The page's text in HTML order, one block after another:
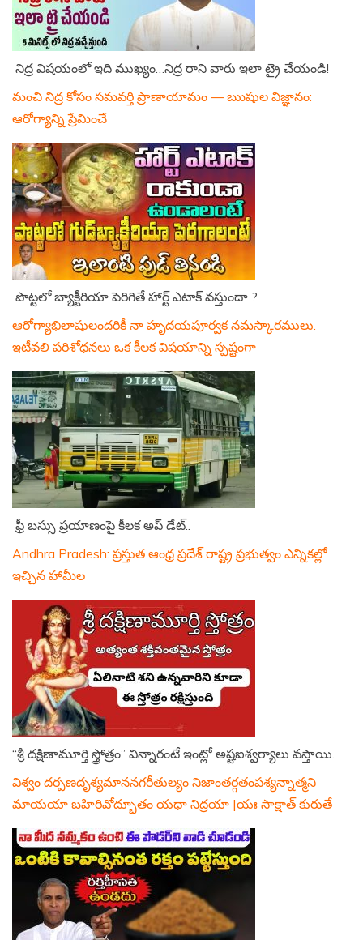
నిద్ర విషయంలో ఇది ముఖ్యం…నిద్ర రాని వారు ఇలా ట్రై చేయండి!
మంచి నిద్ర కోసం సమవర్తి ప్రాణాయామం — ఋషుల విజ్ఞానం:
ఆరోగ్యాన్ని ప్రేమించే
పొట్టలో బ్యాక్టీరియా పెరిగితే హార్ట్ ఎటాక్ వస్తుందా ?
ఆరోగ్యాభిలాషులందరికీ నా హృదయపూర్వక నమస్కారములు.
ఇటీవలి పరిశోధనలు ఒక కీలక విషయాన్ని స్పష్టంగా
ఫ్రీ బస్సు ప్రయాణంపై కీలక అప్ డేట్..
Andhra Pradesh: ప్రస్తుత ఆంధ్ర ప్రదేశ్ రాష్ట్ర ప్రభుత్వం ఎన్నికల్లో
ఇచ్చిన హామీల
“శ్రీ దక్షిణామూర్తి స్త్రోత్రం” విన్నారంటే ఇంట్లో అష్టఐశ్వర్యాలు వస్తాయి.
విశ్వం దర్పణదృశ్యమాననగరీతుల్యం నిజాంతర్గతంపశ్యన్నాత్మని
మాయయా బహిరివోద్భూతం యథా నిద్రయా |యః సాక్షాత్ కురుతే